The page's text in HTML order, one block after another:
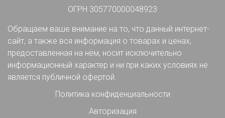
ОГРН 305770000048923
Обращаем ваше внимание на то, что данный интернет-
сайт, а также вся информация о товарах и ценах,
предоставленная на нём, носит исключительно
информационный характер и ни при каких условиях не
является публичной офертой.
Политика конфиденциальности
Авторизация